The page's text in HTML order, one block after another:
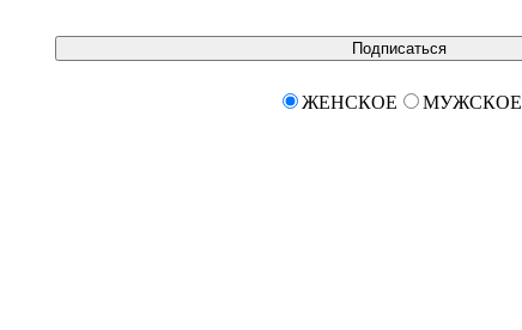
Подписаться
ЖЕНСКОЕ МУЖСКОЕ